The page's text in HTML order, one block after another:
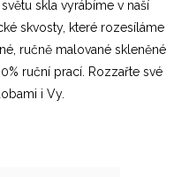
skla vyrábíme v naší
skvosty, které rozesíláme
ručně malované skleněné
ruční prací. Rozzařte své
i Vy.